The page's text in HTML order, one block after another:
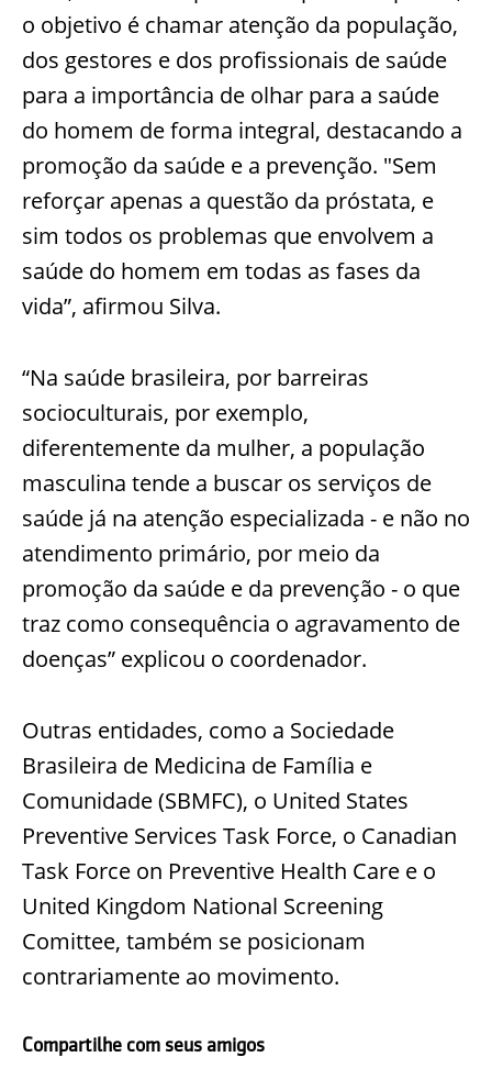
o objetivo é chamar atenção da população,
dos gestores e dos profissionais de saúde
para a importância de olhar para a saúde
do homem de forma integral, destacando a
promoção da saúde e a prevenção. "Sem
reforçar apenas a questão da próstata, e
sim todos os problemas que envolvem a
saúde do homem em todas as fases da
vida”, afirmou Silva.
“Na saúde brasileira, por barreiras
socioculturais, por exemplo,
diferentemente da mulher, a população
masculina tende a buscar os serviços de
saúde já na atenção especializada - e não no
atendimento primário, por meio da
promoção da saúde e da prevenção - o que
traz como consequência o agravamento de
doenças” explicou o coordenador.
Outras entidades, como a Sociedade
Brasileira de Medicina de Família e
Comunidade (SBMFC), o United States
Preventive Services Task Force, o Canadian
Task Force on Preventive Health Care e o
United Kingdom National Screening
Comittee, também se posicionam
contrariamente ao movimento.
Compartilhe com seus amigos